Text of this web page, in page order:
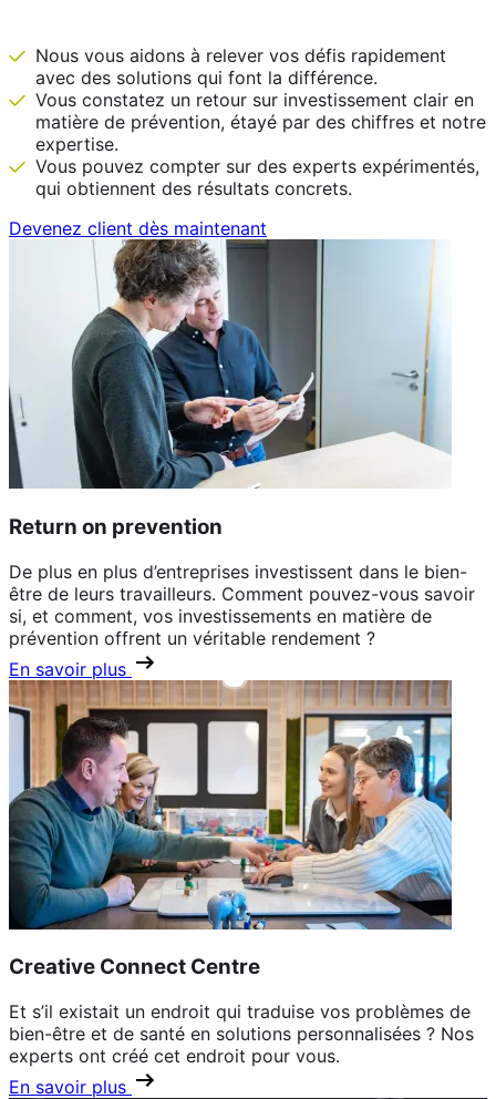
Nous vous aidons à relever vos défis rapidement
avec des solutions qui font la différence.
Vous constatez un retour sur investissement clair en
matière de prévention, étayé par des chiffres et notre
expertise.
Vous pouvez compter sur des experts expérimentés,
qui obtiennent des résultats concrets.
Devenez client dès maintenant
Return on prevention
De plus en plus d’entreprises investissent dans le bien-
être de leurs travailleurs. Comment pouvez-vous savoir
si, et comment, vos investissements en matière de
prévention offrent un véritable rendement ?
En savoir plus
Creative Connect Centre
Et s’il existait un endroit qui traduise vos problèmes de
bien-être et de santé en solutions personnalisées ? Nos
experts ont créé cet endroit pour vous.
En savoir plus